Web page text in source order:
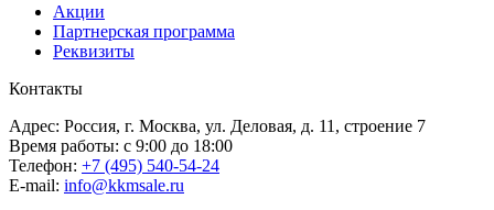
Акции
Партнерская программа
Реквизиты
Контакты
Адрес: Россия, г. Москва, ул. Деловая, д. 11, строение 7
Время работы: с 9:00 до 18:00
Телефон: +7 (495) 540-54-24
E-mail: info@kkmsale.ru